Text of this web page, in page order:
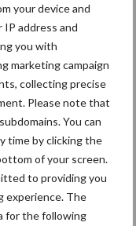
your device and
IP address and
you with
marketing campaign
collecting precise
Please note that
You can
time by clicking the
of your screen.
to providing you
experience. The
for the following
dat
is, zeker nu
in evenwicht
kan in de bio-
dan moet